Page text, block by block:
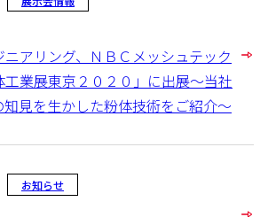
ニアリング、ＮＢＣメッシュテック
工業展東京２０２０」に出展～当社
知見を生かした粉体技術をご紹介～
お知らせ